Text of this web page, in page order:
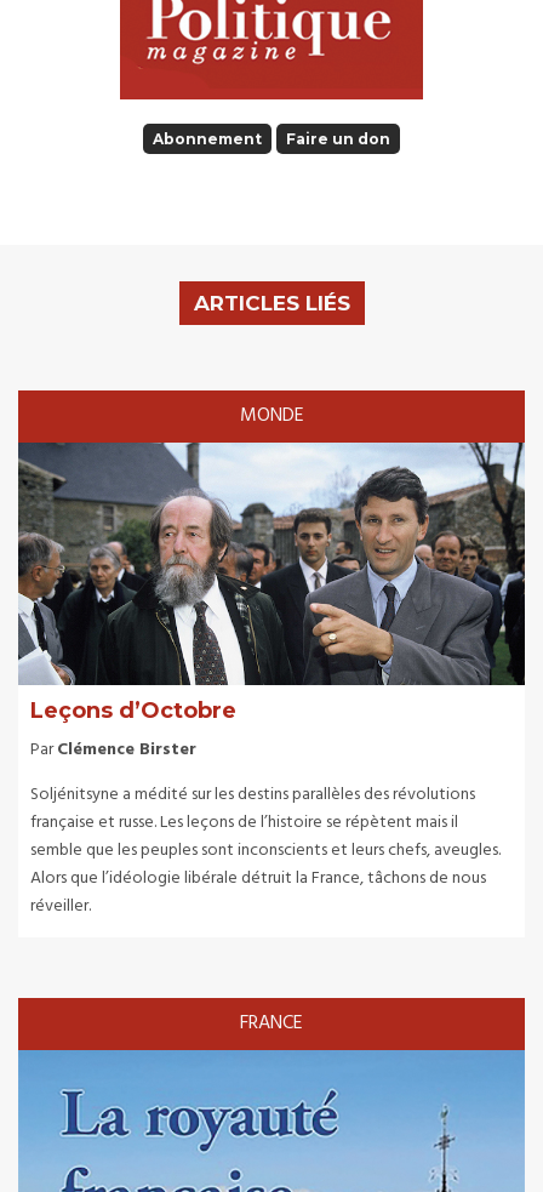
Abonnement Faire un don
ARTICLES LIÉS
MONDE
Leçons d’Octobre
ParClémence Birster
Soljénitsyne a médité sur les destins parallèles des révolutions
française et russe. Les leçons de l’histoire se répètent mais il
semble que les peuples sont inconscients et leurs chefs, aveugles.
Alors que l’idéologie libérale détruit la France, tâchons de nous
réveiller.
FRANCE